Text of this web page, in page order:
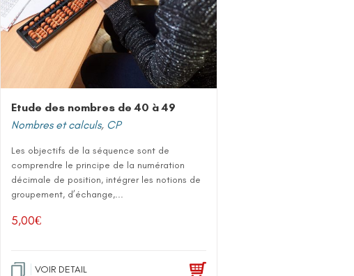
Etude des nombres de 40 à 49
Nombres et calculs, CP
Les objectifs de la séquence sont de
comprendre le principe de la numération
décimale de position, intégrer les notions de
groupement, d’échange,...
5,00€
VOIR DETAIL